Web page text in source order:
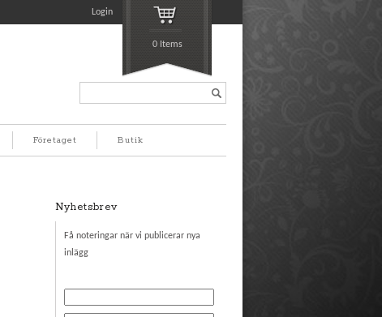
Login
0 Items
Företaget Butik
Nyhetsbrev
Få noteringar när vi publicerar nya
inlägg